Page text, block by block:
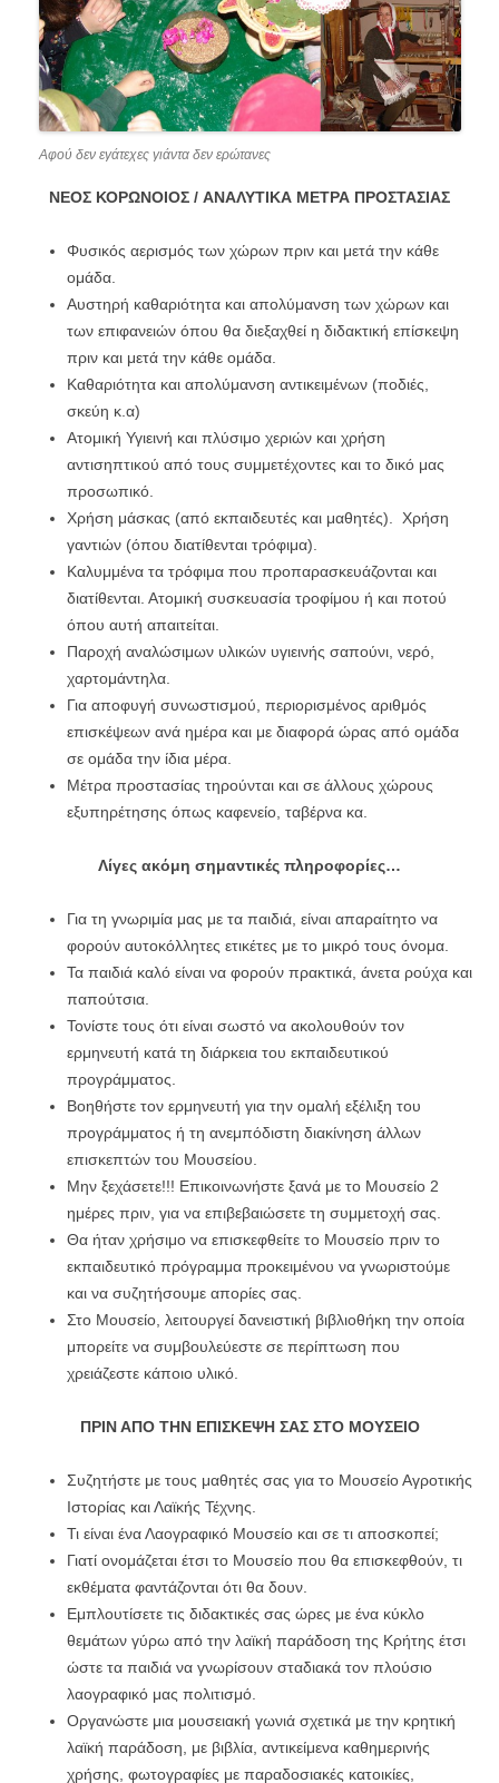
Αφού δεν εγάτεχες γιάντα δεν ερώτανες
ΝΕΟΣ ΚΟΡΩΝΟΙΟΣ / ΑΝΑΛΥΤΙΚΑ ΜΕΤΡΑ ΠΡΟΣΤΑΣΙΑΣ
Φυσικός αερισμός των χώρων πριν και μετά την κάθε
ομάδα.
Αυστηρή καθαριότητα και απολύμανση των χώρων και
των επιφανειών όπου θα διεξαχθεί η διδακτική επίσκεψη
πριν και μετά την κάθε ομάδα.
Καθαριότητα και απολύμανση αντικειμένων (ποδιές,
σκεύη κ.α)
Ατομική Υγιεινή και πλύσιμο χεριών και χρήση
αντισηπτικού από τους συμμετέχοντες και το δικό μας
προσωπικό.
Χρήση μάσκας (από εκπαιδευτές και μαθητές). Χρήση
γαντιών (όπου διατίθενται τρόφιμα).
Καλυμμένα τα τρόφιμα που προπαρασκευάζονται και
διατίθενται. Ατομική συσκευασία τροφίμου ή και ποτού
όπου αυτή απαιτείται.
Παροχή αναλώσιμων υλικών υγιεινής σαπούνι, νερό,
χαρτομάντηλα.
Για αποφυγή συνωστισμού, περιορισμένος αριθμός
επισκέψεων ανά ημέρα και με διαφορά ώρας από ομάδα
σε ομάδα την ίδια μέρα.
Μέτρα προστασίας τηρούνται και σε άλλους χώρους
εξυπηρέτησης όπως καφενείο, ταβέρνα κα.
Λίγες ακόμη σημαντικές πληροφορίες…
Για τη γνωριμία μας με τα παιδιά, είναι απαραίτητο να
φορούν αυτοκόλλητες ετικέτες με το μικρό τους όνομα.
Τα παιδιά καλό είναι να φορούν πρακτικά, άνετα ρούχα και
παπούτσια.
Τονίστε τους ότι είναι σωστό να ακολουθούν τον
ερμηνευτή κατά τη διάρκεια του εκπαιδευτικού
προγράμματος.
Βοηθήστε τον ερμηνευτή για την ομαλή εξέλιξη του
προγράμματος ή τη ανεμπόδιστη διακίνηση άλλων
επισκεπτών του Μουσείου.
Μην ξεχάσετε!!! Επικοινωνήστε ξανά με το Μουσείο 2
ημέρες πριν, για να επιβεβαιώσετε τη συμμετοχή σας.
Θα ήταν χρήσιμο να επισκεφθείτε το Μουσείο πριν το
εκπαιδευτικό πρόγραμμα προκειμένου να γνωριστούμε
και να συζητήσουμε απορίες σας.
Στο Μουσείο, λειτουργεί δανειστική βιβλιοθήκη την οποία
μπορείτε να συμβουλεύεστε σε περίπτωση που
χρειάζεστε κάποιο υλικό.
ΠΡΙΝ ΑΠΟ ΤΗΝ ΕΠΙΣΚΕΨΗ ΣΑΣ ΣΤΟ ΜΟΥΣΕΙΟ
Συζητήστε με τους μαθητές σας για το Μουσείο Αγροτικής
Ιστορίας και Λαϊκής Τέχνης.
Τι είναι ένα Λαογραφικό Μουσείο και σε τι αποσκοπεί;
Γιατί ονομάζεται έτσι το Μουσείο που θα επισκεφθούν, τι
εκθέματα φαντάζονται ότι θα δουν.
Εμπλουτίσετε τις διδακτικές σας ώρες με ένα κύκλο
θεμάτων γύρω από την λαϊκή παράδοση της Κρήτης έτσι
ώστε τα παιδιά να γνωρίσουν σταδιακά τον πλούσιο
λαογραφικό μας πολιτισμό.
Οργανώστε μια μουσειακή γωνιά σχετικά με την κρητική
λαϊκή παράδοση, με βιβλία, αντικείμενα καθημερινής
χρήσης, φωτογραφίες με παραδοσιακές κατοικίες,